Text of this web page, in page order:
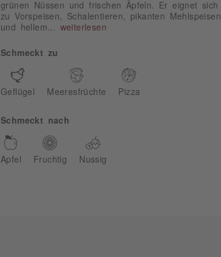
grünen Nüssen und frischen Äpfeln. Er eignet sich
zu Vorspeisen, Schalentieren, pikanten Mehlspeisen
und hellem... weiterlesen
Schmeckt zu
Geflügel Meeresfrüchte Pizza
Schmeckt nach
Apfel Fruchtig Nussig